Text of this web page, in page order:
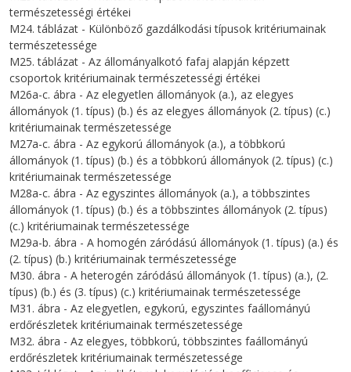
természetességi értékei
M24. táblázat - Különböző gazdálkodási típusok kritériumainak
természetessége
M25. táblázat - Az állományalkotó fafaj alapján képzett
csoportok kritériumainak természetességi értékei
M26a-c. ábra - Az elegyetlen állományok (a.), az elegyes
állományok (1. típus) (b.) és az elegyes állományok (2. típus) (c.)
kritériumainak természetessége
M27a-c. ábra - Az egykorú állományok (a.), a többkorú
állományok (1. típus) (b.) és a többkorú állományok (2. típus) (c.)
kritériumainak természetessége
M28a-c. ábra - Az egyszintes állományok (a.), a többszintes
állományok (1. típus) (b.) és a többszintes állományok (2. típus)
(c.) kritériumainak természetessége
M29a-b. ábra - A homogén záródású állományok (1. típus) (a.) és
(2. típus) (b.) kritériumainak természetessége
M30. ábra - A heterogén záródású állományok (1. típus) (a.), (2.
típus) (b.) és (3. típus) (c.) kritériumainak természetessége
M31. ábra - Az elegyetlen, egykorú, egyszintes faállományú
erdőrészletek kritériumainak természetessége
M32. ábra - Az elegyes, többkorú, többszintes faállományú
erdőrészletek kritériumainak természetessége